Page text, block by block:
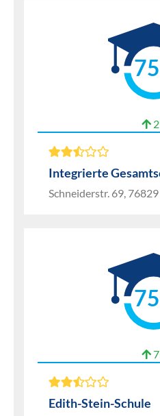
Integrierte
Schneiderstr. 69,
Edith-Stein-Schule